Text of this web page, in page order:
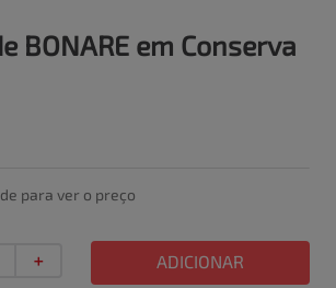
BONARE em Conserva
para ver o preço
＋ ADICIONAR